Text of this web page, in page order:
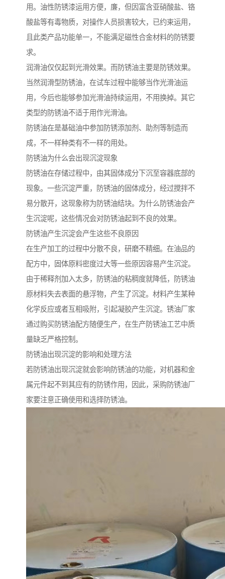
用。油性防锈漆运用方便，廉，但因富含亚硝酸盐、铬
酸盐等有毒物质，对操作人员损害较大，已约束运用，
且此类产品功能单一，不能满足磁性合金材料的防锈要
求。
润滑油仅仅起到光滑效果。而防锈油主要是防锈效果。
当然润滑型防锈油，在试车过程中能够当作光滑油运
用，今后也能够参加光滑油持续运用，不用换掉。其它
类型的防锈油不适于用作光滑油。
防锈油在是基础油中参加防锈添加剂、助剂等制造而
成，不一样种类有不一样的用处。
防锈油为什么会出现沉淀现象
防锈油在存储过程中，由其固体成分下沉至容器底部的
现象。一些沉淀严重，防锈油的固体成分，经过搅拌不
易分散开，这现象称为防锈油结块。为什么防锈油会产
生沉淀呢，这些情况会对防锈油起到不良的效果。
防锈油产生沉淀会产生这些不良原因
在生产加工的过程中分散不良，研磨不精细。在油品的
配方中，固体原料密度过大等一些原因容易产生沉淀。
由于稀释剂加入太多，防锈油的粘稠度就降低，防锈油
原材料失去表面的悬浮物，产生了沉淀。材料产生某种
化学反应或者互相吸附，引起凝胶产生沉淀。锈油厂家
通过购买防锈油配方随便生产，在生产防锈油工艺中质
量缺乏严格控制。
防锈油出现沉淀的影响和处理方法
若防锈油出现沉淀就会影响防锈油的功能，对机器和金
属元件起不到其应有的防锈作用，因此，采购防锈油厂
家要注意正确使用和选择防锈油。